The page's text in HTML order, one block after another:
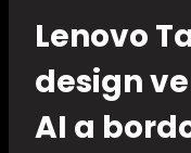
Lenovo
design
AI a